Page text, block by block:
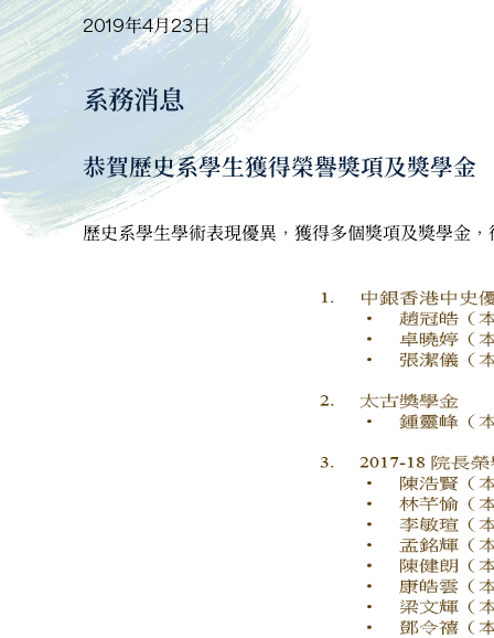
2019年4月23日
系務消息
恭賀歷史系學生獲得榮譽獎項及獎學金
歷史系學生學術表現優異，獲得多個獎項及獎學金